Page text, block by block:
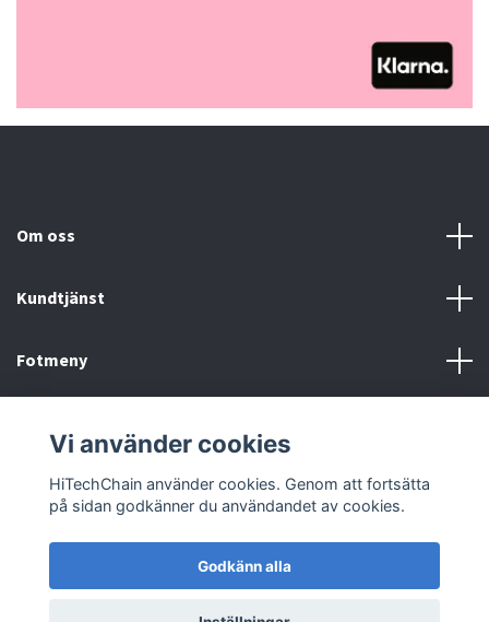
Om oss
Kundtjänst
Fotmeny
© 2026 HiTechChain
Vi använder cookies
HiTechChain använder cookies. Genom att fortsätta
på sidan godkänner du användandet av cookies.
Godkänn alla